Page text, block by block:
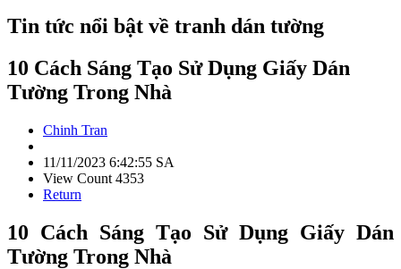
Tin tức nổi bật về tranh dán tường
10 Cách Sáng Tạo Sử Dụng Giấy Dán
Tường Trong Nhà
Chinh Tran
11/11/2023 6:42:55 SA
View Count 4353
Return
10 Cách Sáng Tạo Sử Dụng Giấy Dán
Tường Trong Nhà